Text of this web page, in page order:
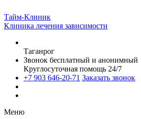
Тайм-Клиник
Клиника лечения зависимости
Таганрог
Звонок бесплатный и анонимный
Круглосуточная помощь 24/7
+7 903 646-20-71 Заказать звонок
Меню